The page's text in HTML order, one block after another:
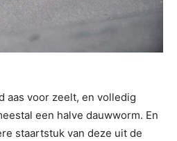
aas voor zeelt, en volledig
een halve dauwworm. En
staartstuk van deze uit de